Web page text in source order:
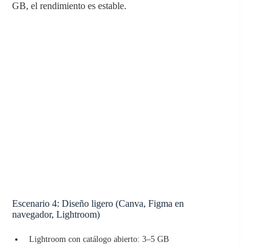
GB, el rendimiento es estable.
Escenario 4: Diseño ligero (Canva, Figma en
navegador, Lightroom)
Lightroom con catálogo abierto: 3–5 GB